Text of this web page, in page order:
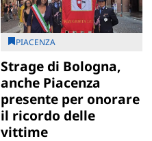
PIACENZA
Strage di Bologna,
anche Piacenza
presente per onorare
il ricordo delle
vittime